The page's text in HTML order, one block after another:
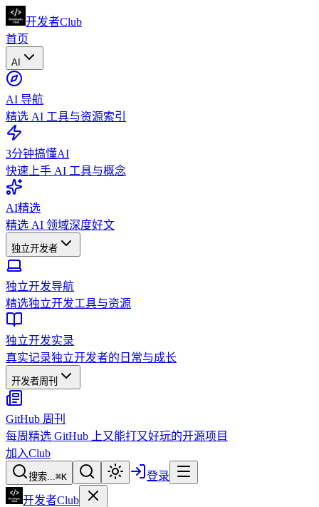
开发者Club
首页
AI
AI 导航
精选 AI 工具与资源索引
3分钟搞懂AI
快速上手 AI 工具与概念
AI精选
精选 AI 领域深度好文
独立开发者
独立开发导航
精选独立开发工具与资源
独立开发实录
真实记录独立开发者的日常与成长
开发者周刊
GitHub 周刊
每周精选 GitHub 上又能打又好玩的开源项目
加入Club
搜索...⌘K
登录
开发者Club